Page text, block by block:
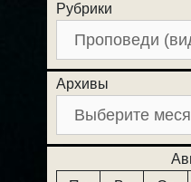
Рубрики
Архивы